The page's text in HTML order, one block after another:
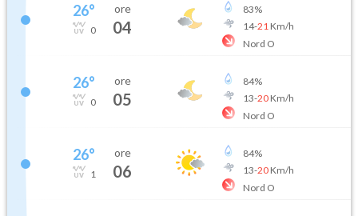
26°
0
ore
04
83%
14-21Km/h
Nord O
26°
0
ore
05
84%
13-20Km/h
Nord O
26°
1
ore
06
84%
13-20Km/h
Nord O